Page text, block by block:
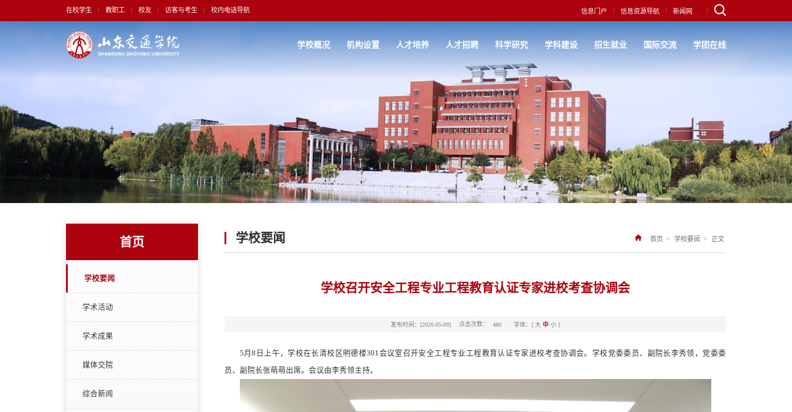
在校学生 教职工 校友 访客与考生 校内电话导航 信息门户 信息资源导航 新闻网
学校概况 机构设置 人才培养 人才招聘 科学研究 学科建设 招生就业 国际交流 学团在线
首页
学校要闻
学术活动
学术成果
媒体交院
综合新闻
学校要闻 首页 > 学校要闻 > 正文
学校召开安全工程专业工程教育认证专家进校考查协调会
发布时间：[2026-05-09] 点击次数： 480 字体：[大 中 小 ]
5月8日上午，学校在长清校区明德楼301会议室召开安全工程专业工程教育认证专家进校考查协调会。学校党委委员、副院长李秀领，党委委
员、副院长张萌萌出席。会议由李秀领主持。